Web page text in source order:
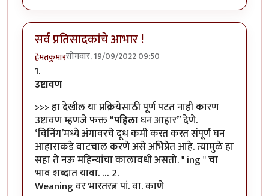
सर्व प्रतिसादकांचे आभार !
हेमंतकुमारसोमवार, 19/09/2022 09:50
1.
उष्टावण
>>> हा देखील या प्रक्रियेसाठी पूर्ण पटत नाही कारण
उष्टावण म्हणजे फक्त “पहिलाघन आहार” देणे.
‘विनिंग’मध्ये अंगावरचे दूध कमी करत करत संपूर्ण घन
आहाराकडे वाटचाल करणे असे अभिप्रेत आहे. त्यामुळे हा
सहा ते नऊ महिन्यांचा कालावधी असतो. " ing " चा
भाव शब्दात यावा. … 2.
Weaning वर भारतरत्न पां. वा. काणे